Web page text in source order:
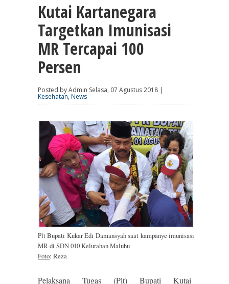
Kutai Kartanegara
Targetkan Imunisasi
MR Tercapai 100
Persen
Posted by Admin Selasa, 07 Agustus 2018 |
Kesehatan, News
Plt Bupati Kukar Edi Damansyah saat kampanye imunisasi
MR di SDN 010 Kelurahan Maluhu
Foto: Reza
Pelaksana Tugas (Plt) Bupati Kutai